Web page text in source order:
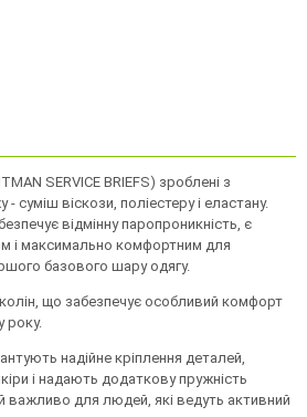
SERVICE BRIEFS) зроблені з
суміш віскози, поліестеру і еластану.
відмінну паропроникність, є
і максимально комфортним для
базового шару одягу.
що забезпечує особливий комфорт
року.
надійне кріплення деталей,
і надають додаткову пружність
важливо для людей, які ведуть активний